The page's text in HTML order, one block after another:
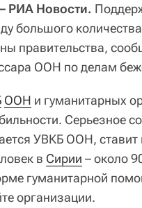
РИА Новости.
большого
правительства,
ООН по делам
ООН и гуманитарных
Серьезное
УВКБ ООН,
в Сирии – около
гуманитарной
организации.